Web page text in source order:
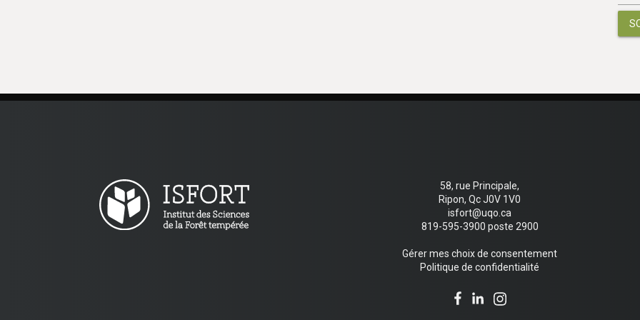
58, rue Principale,
Ripon, Qc J0V 1V0
isfort@uqo.ca
819-595-3900 poste 2900
Gérer mes choix de consentement
Politique de confidentialité